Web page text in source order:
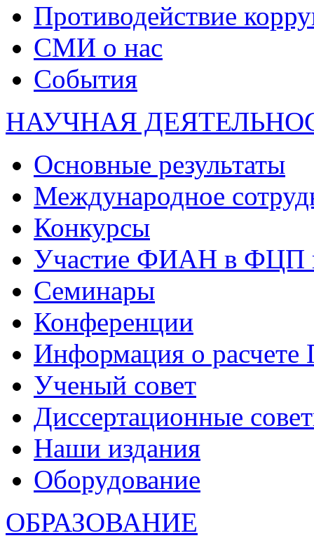
Противодействие
СМИ о нас
События
НАУЧНАЯ
Основные результаты
Международное
Конкурсы
Участие ФИАН в ФЦП
Семинары
Конференции
Информация о
Ученый совет
Диссертационные
Наши издания
Оборудование
ОБРАЗОВАНИЕ